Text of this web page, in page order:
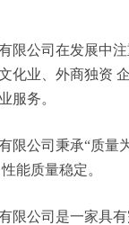
限公司在发展中
化业、外商独资
服务。
限公司秉承“质量
能质量稳定。
限公司是一家具